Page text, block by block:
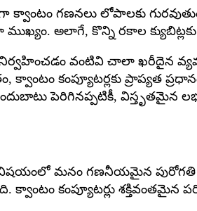
క్వాంటం గణనలు లోపాలకు
అలాగే, కొన్ని రకాల
నిర్వహించడం వంటివి చాలా ఖరీదైన
క్వాంటం కంప్యూటర్లకు ప్రాప్యత
పెరిగినప్పటికీ, విస్తృతమైన
మనం గణనీయమైన పురోగతి
క్వాంటం కంప్యూటర్లు